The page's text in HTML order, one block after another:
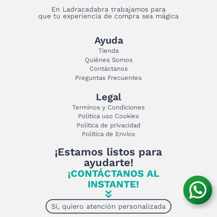
En Ladracadabra trabajamos para
que tu experiencia de compra sea mágica
Ayuda
Tienda
Quiénes Somos
Contáctanos
Preguntas Frecuentes
Legal
Terminos y Condiciones
Politica uso Cookies
Política de privacidad
Política de Envíos
¡Estamos listos para
ayudarte!
¡CONTÁCTANOS AL
INSTANTE!
Sí, quiero atención personalizada